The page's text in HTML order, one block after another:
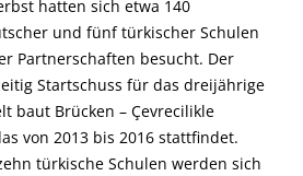
hatten sich etwa 140
und fünf türkischer Schulen
Partnerschaften besucht. Der
Startschuss für das dreijährige
baut Brücken – Çevrecilikle
von 2013 bis 2016 stattfindet.
türkische Schulen werden sich